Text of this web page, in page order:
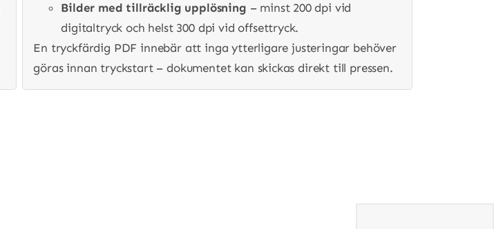
Bilder med tillräcklig upplösning – minst 200 dpi vid
digitaltryck och helst 300 dpi vid offsettryck.
En tryckfärdig PDF innebär att inga ytterligare justeringar behöver
göras innan tryckstart – dokumentet kan skickas direkt till pressen.